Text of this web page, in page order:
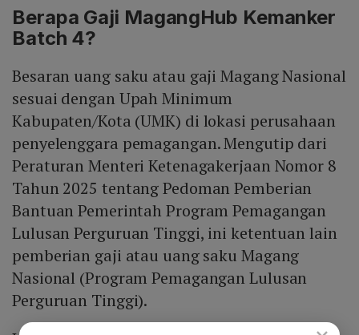
Berapa Gaji MagangHub Kemanker
Batch 4?
Besaran uang saku atau gaji Magang Nasional
sesuai dengan Upah Minimum
Kabupaten/Kota (UMK) di lokasi perusahaan
penyelenggara pemagangan. Mengutip dari
Peraturan Menteri Ketenagakerjaan Nomor 8
Tahun 2025 tentang Pedoman Pemberian
Bantuan Pemerintah Program Pemagangan
Lulusan Perguruan Tinggi, ini ketentuan lain
pemberian gaji atau uang saku Magang
Nasional (Program Pemagangan Lulusan
Perguruan Tinggi).